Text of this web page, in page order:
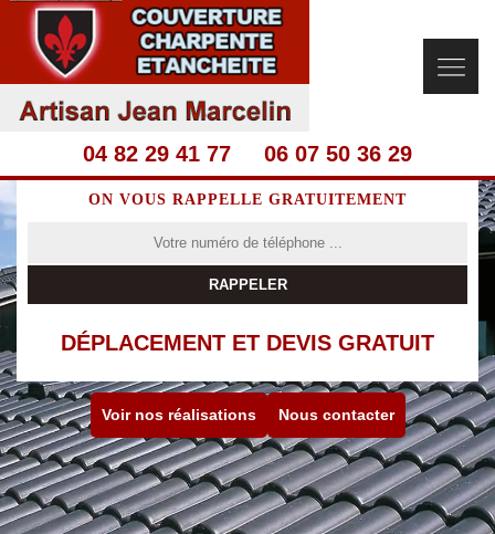
04 82 29 41 77 06 07 50 36 29
ON VOUS RAPPELLE GRATUITEMENT
DÉPLACEMENT ET DEVIS GRATUIT
Voir nos réalisations Nous contacter